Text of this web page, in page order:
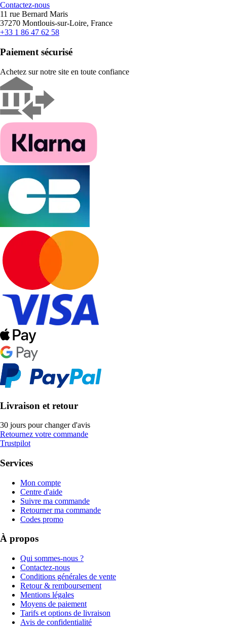
Contactez-nous
11 rue Bernard Maris
37270 Montlouis-sur-Loire, France
+33 1 86 47 62 58
Paiement sécurisé
Achetez sur notre site en toute confiance
Livraison et retour
30 jours pour changer d'avis
Retournez votre commande
Trustpilot
Services
Mon compte
Centre d'aide
Suivre ma commande
Retourner ma commande
Codes promo
À propos
Qui sommes-nous ?
Contactez-nous
Conditions générales de vente
Retour & remboursement
Mentions légales
Moyens de paiement
Tarifs et options de livraison
Avis de confidentialité